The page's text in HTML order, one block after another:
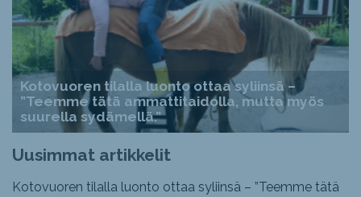
Kotovuoren tilalla luonto ottaa syliinsä –
”Teemme tätä ammattitaidolla, mutta myös
suurella sydämellä.”
Uusimmat artikkelit
Kotovuoren tilalla luonto ottaa syliinsä – ”Teemme tätä